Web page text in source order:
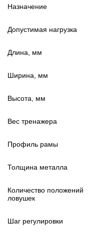
Назначение
Допустимая нагрузка
Длина, мм
Ширина, мм
Высота, мм
Вес тренажера
Профиль рамы
Толщина металла
Количество положений
ловушек
Шаг регулировки